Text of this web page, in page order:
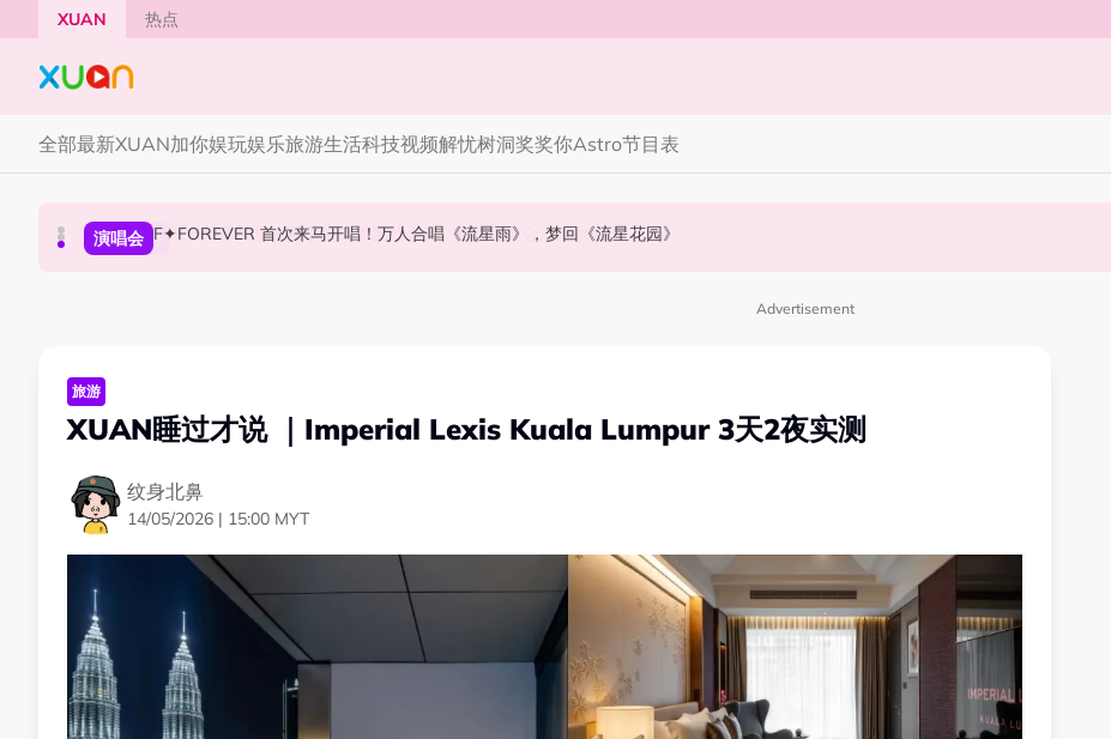
Skip to main content
XUAN 热点
全部最新XUAN加你娱玩娱乐旅游生活科技视频解忧树洞奖奖你Astro节目表
国际星闻 张员瑛频陷耍大牌争议！首度吐心声：真相终究会浮出水面！
演唱会 F✦FOREVER 首次来马开唱！万人合唱《流星雨》，梦回《流星花园》
国际星闻 CORTIS MARTIN一开口就沦陷！深情演绎JANNABI歌曲获网友狂赞！
Advertisement
旅游
XUAN睡过才说 ｜Imperial Lexis Kuala Lumpur 3天2夜实测
纹身北鼻
14/05/2026 | 15:00 MYT